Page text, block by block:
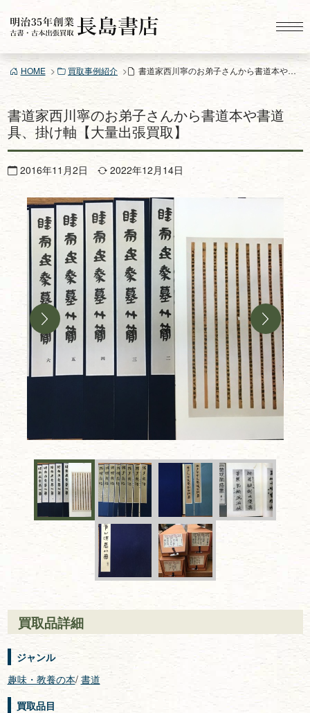
ン
ツ
ス
ッ
HOME 買取事例紹介 書道家西川寧のお弟子さんから書道本や書道具、掛け軸【大量出張買取】
書道家西川寧のお弟子さんから書道本や書道
具、掛け軸【大量出張買取】
2016年11月2日 2022年12月14日
買取品詳細
ジャンル
趣味・教養の本/ 書道
買取品目